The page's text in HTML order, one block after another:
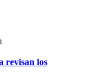
revisan los